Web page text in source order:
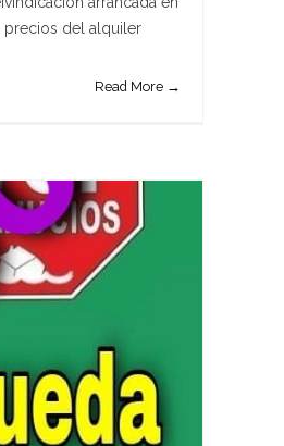
precios del alquiler
Read More →